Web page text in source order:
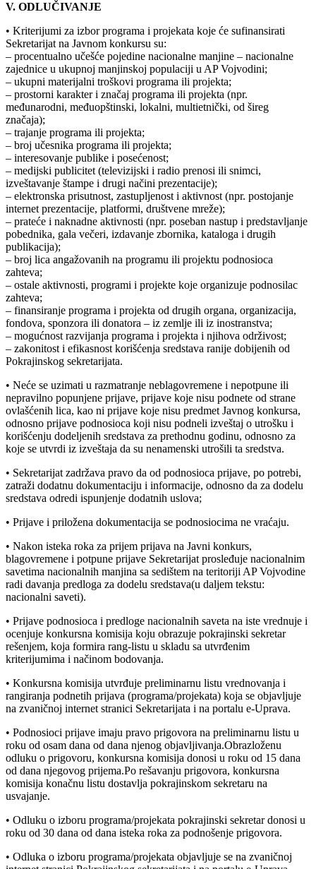
V. ODLUČIVANJE
• Kriterijumi za izbor programa i projekata koje će sufinansirati
Sekretarijat na Javnom konkursu su:
– procentualno učešće pojedine nacionalne manjine – nacionalne
zajednice u ukupnoj manjinskoj populaciji u AP Vojvodini;
– ukupni materijalni troškovi programa ili projekta;
– prostorni karakter i značaj programa ili projekta (npr.
međunarodni, međuopštinski, lokalni, multietnički, od šireg
značaja);
– trajanje programa ili projekta;
– broj učesnika programa ili projekta;
– interesovanje publike i posećenost;
– medijski publicitet (televizijski i radio prenosi ili snimci,
izveštavanje štampe i drugi načini prezentacije);
– elektronska prisutnost, zastupljenost i aktivnost (npr. postojanje
internet prezentacije, platformi, društvene mreže);
– prateće i naknadne aktivnosti (npr. poseban nastup i predstavljanje
pobednika, gala večeri, izdavanje zbornika, kataloga i drugih
publikacija);
– broj lica angažovanih na programu ili projektu podnosioca
zahteva;
– ostale aktivnosti, programi i projekte koje organizuje podnosilac
zahteva;
– finansiranje programa i projekta od drugih organa, organizacija,
fondova, sponzora ili donatora – iz zemlje ili iz inostranstva;
– mogućnost razvijanja programa i projekta i njihova održivost;
– zakonitost i efikasnost korišćenja sredstava ranije dobijenih od
Pokrajinskog sekretarijata.
• Neće se uzimati u razmatranje neblagovremene i nepotpune ili
nepravilno popunjene prijave, prijave koje nisu podnete od strane
ovlašćenih lica, kao ni prijave koje nisu predmet Javnog konkursa,
odnosno prijave podnosioca koji nisu podneli izveštaj o utrošku i
korišćenju dodeljenih sredstava za prethodnu godinu, odnosno za
koje se utvrdi iz izveštaja da su nenamenski utrošili ta sredstva.
• Sekretarijat zadržava pravo da od podnosioca prijave, po potrebi,
zatraži dodatnu dokumentaciju i informacije, odnosno da za dodelu
sredstava odredi ispunjenje dodatnih uslova;
• Prijave i priložena dokumentacija se podnosiocima ne vraćaju.
• Nakon isteka roka za prijem prijava na Javni konkurs,
blagovremene i potpune prijave Sekretarijat prosleđuje nacionalnim
savetima nacionalnih manjina sa sedištem na teritoriji AP Vojvodine
radi davanja predloga za dodelu sredstava(u daljem tekstu:
nacionalni saveti).
• Prijave podnosioca i predloge nacionalnih saveta na iste vrednuje i
ocenjuje konkursna komisija koju obrazuje pokrajinski sekretar
rešenjem, koja formira rang-listu u skladu sa utvrđenim
kriterijumima i načinom bodovanja.
• Konkursna komisija utvrđuje preliminarnu listu vrednovanja i
rangiranja podnetih prijava (programa/projekata) koja se objavljuje
na zvaničnoj internet stranici Sekretarijata i na portalu e-Uprava.
• Podnosioci prijave imaju pravo prigovora na preliminarnu listu u
roku od osam dana od dana njenog objavljivanja.Obrazloženu
odluku o prigovoru, konkursna komisija donosi u roku od 15 dana
od dana njegovog prijema.Po rešavanju prigovora, konkursna
komisija konačnu listu dostavlja pokrajinskom sekretaru na
usvajanje.
• Odluku o izboru programa/projekata pokrajinski sekretar donosi u
roku od 30 dana od dana isteka roka za podnošenje prigovora.
• Odluka o izboru programa/projekata objavljuje se na zvaničnoj